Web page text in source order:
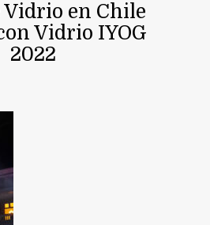
Vidrio en Chile
Vidrio IYOG
2022